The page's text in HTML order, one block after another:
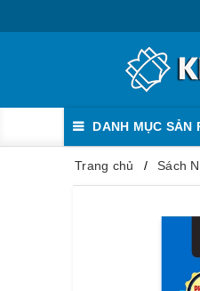
Mua
DANH MỤC SẢN
Trang chủ Sách